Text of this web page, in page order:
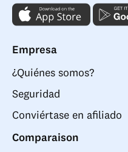
Empresa
¿Quiénes somos?
Seguridad
Conviértase en afiliado
Comparaison